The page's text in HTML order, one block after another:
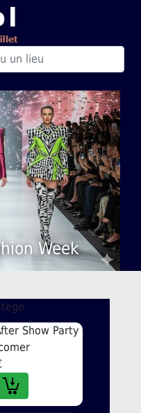
Week
Show Party